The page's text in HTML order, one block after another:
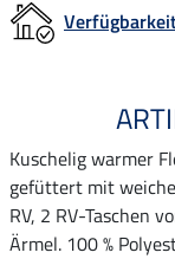
Kuschelig warmer
gefüttert mit
RV, 2 RV-Taschen
Ärmel. 100 %